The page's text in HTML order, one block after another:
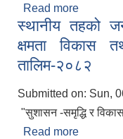
Read more
स्थानीय तहको
क्षमता विकास
तालिम-२०८२
Submitted on: Sun,
"सुशासन -समृद्धि र
Read more